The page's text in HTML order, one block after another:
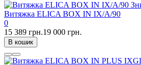
Витяжка ELICA BOX IN IX/A/90
0
15 389 грн.19 000 грн.
В кошик